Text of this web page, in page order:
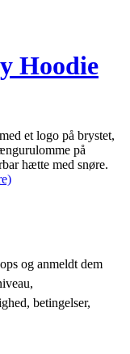
Hoodie
et logo på brystet,
på
hætte med snøre.
og anmeldt dem
betingelser,